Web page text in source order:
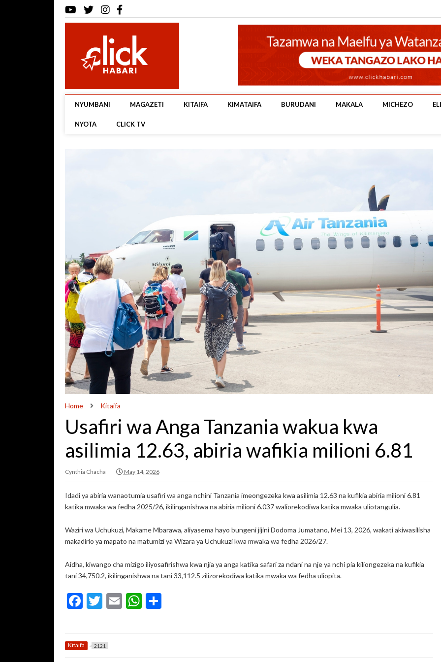
NYUMBANI MAGAZETI KITAIFA KIMATAIFA BURUDANI MAKALA MICHEZO
NYOTA CLICK TV
Home Kitaifa
Usafiri wa Anga Tanzania wakua kwa
asilimia 12.63, abiria wafikia milioni 6.81
Cynthia Chacha May 14, 2026
Idadi ya abiria wanaotumia usafiri wa anga nchini Tanzania imeongezeka kwa asilimia 12.63 na kufikia abiria milioni 6.81
katika mwaka wa fedha 2025/26, ikilinganishwa na abiria milioni 6.037 waliorekodiwa katika mwaka uliotangulia.
Waziri wa Uchukuzi, Makame Mbarawa, aliyasema hayo bungeni jijini Dodoma Jumatano, Mei 13, 2026, wakati akiwasilisha
makadirio ya mapato na matumizi ya Wizara ya Uchukuzi kwa mwaka wa fedha 2026/27.
Aidha, kiwango cha mizigo iliyosafirishwa kwa njia ya anga katika safari za ndani na nje ya nchi pia kiliongezeka na kufikia
tani 34,750.2, ikilinganishwa na tani 33,112.5 zilizorekodiwa katika mwaka wa fedha uliopita.
F
e
b
T
itt
er
E
ai
W
at
S
ar
Kitaifa 2121